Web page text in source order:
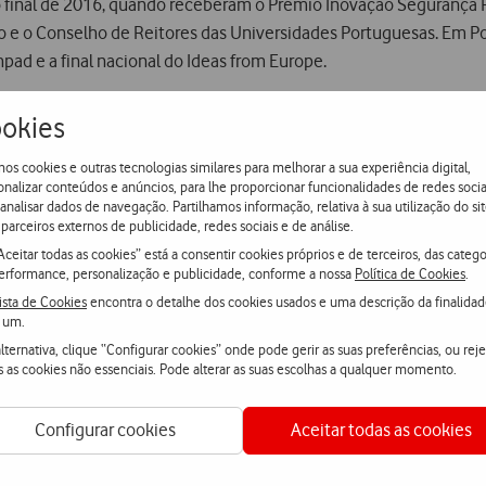
cookies e outras tecnologias similares para melhorar a sua experiência digital,
conteúdos e anúncios, para lhe proporcionar funcionalidades de redes
dados de navegação. Partilhamos informação, relativa à sua utilização do
externos de publicidade, redes sociais e de análise.
todas as cookies” está a consentir cookies próprios e de terceiros, das
personalização e publicidade, conforme a nossa Política de Cookies
de Cookiesencontra o detalhe dos cookies usados e uma descrição da
clique “Configurar cookies” onde pode gerir as suas preferências, ou
as cookies não essenciais. Pode alterar as suas escolhas a qualquer momento.
Configurar cookies Aceitar todas as cookies
de 2016, quando receberam o Prémio Inovação
o Conselho de Reitores das Universidades Portuguesas. Em
e a final nacional do Ideas from Europe.
ao Chipre para a final internacional da 4.ª edição do
A startup portuguesa alcançou o primeiro lugar na categoria
do ambiente.
City Awards, em Barcelona, tendo sido distinguida na
com potencial para mudar a vida nas cidades,
Francisco Duarte, atualmente aluno do Programa Doutoral
João Champalimaud, e uma designer, Sílvia Soares. A
aos veículos, reduzindo a sua velocidade de circulação,
que pode ser utilizada, por exemplo, para iluminação da
e de velocidade, da energia gerada e consumida,